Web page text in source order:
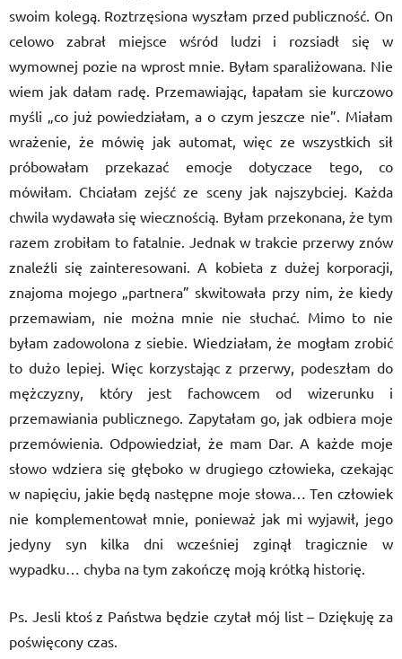
swoim kolegą. Roztrzęsiona wyszłam przed publiczność. On
celowo zabrał miejsce wśród ludzi i rozsiadł się w
wymownej pozie na wprost mnie. Byłam sparaliżowana. Nie
wiem jak dałam radę. Przemawiając, łapałam sie kurczowo
myśli „co już powiedziałam, a o czym jeszcze nie”. Miałam
wrażenie, że mówię jak automat, więc ze wszystkich sił
próbowałam przekazać emocje dotyczace tego, co
mówiłam. Chciałam zejść ze sceny jak najszybciej. Każda
chwila wydawała się wiecznością. Byłam przekonana, że tym
razem zrobiłam to fatalnie. Jednak w trakcie przerwy znów
znaleźli się zainteresowani. A kobieta z dużej korporacji,
znajoma mojego „partnera” skwitowała przy nim, że kiedy
przemawiam, nie można mnie nie słuchać. Mimo to nie
byłam zadowolona z siebie. Wiedziałam, że mogłam zrobić
to dużo lepiej. Więc korzystając z przerwy, podeszłam do
mężczyzny, który jest fachowcem od wizerunku i
przemawiania publicznego. Zapytałam go, jak odbiera moje
przemówienia. Odpowiedział, że mam Dar. A każde moje
słowo wdziera się głęboko w drugiego człowieka, czekając
w napięciu, jakie będą następne moje słowa… Ten człowiek
nie komplementował mnie, ponieważ jak mi wyjawił, jego
jedyny syn kilka dni wcześniej zginął tragicznie w
wypadku… chyba na tym zakończę moją krótką historię.
Ps. Jesli ktoś z Państwa będzie czytał mój list – Dziękuję za
poświęcony czas.